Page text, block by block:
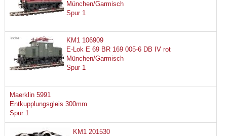
München/Garmisch
Spur 1
KM1 106909
E-Lok E 69 BR 169 005-6 DB IV rot
München/Garmisch
Spur 1
Maerklin 5991
Entkupplungsgleis 300mm
Spur 1
KM1 201530